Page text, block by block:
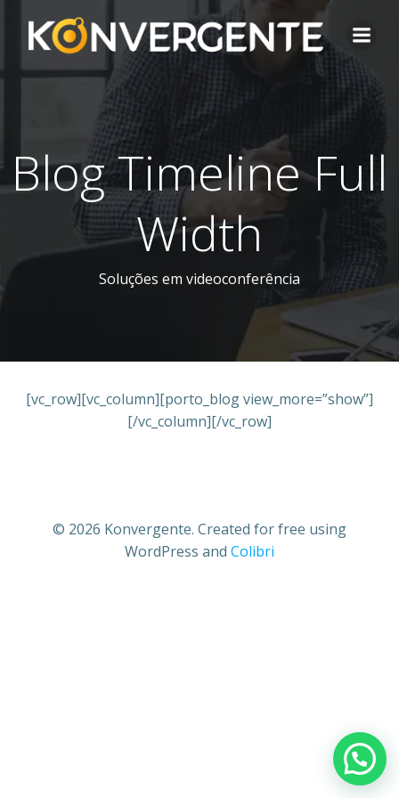
Pular
para
o
Blog Timeline Full
Width
Soluções em videoconferência
[vc_row][vc_column][porto_blog view_more=”show”]
[/vc_column][/vc_row]
© 2026 Konvergente. Created for free using
WordPress and Colibri